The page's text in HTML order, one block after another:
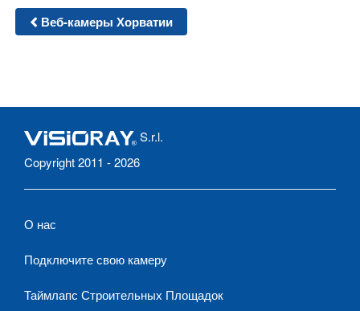
Веб-камеры Хорватии
S.r.l.
Copyright 2011 - 2026
О нас
Подключите свою камеру
Таймлапс Строительных Площадок